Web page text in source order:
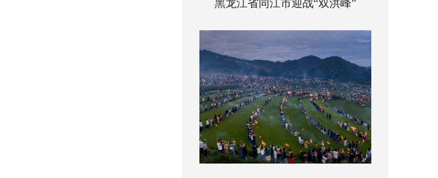
黑龙江省同江市迎战“双洪峰”